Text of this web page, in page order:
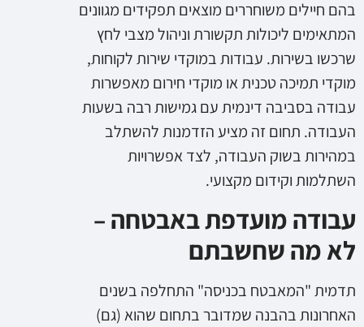
בהם חיילים משוחררים מוצאים תפקידים מגוונים
המתאימים ליכולות תקשורת וניהול מצבי לחץ
שרכשו בשירות. עבודות במוקדי שירות לקוחות,
מוקדי תמיכה טכנית או מוקדי חירום מאפשרות
עבודה בסביבה דינמית עם גמישות רבה בשעות
העבודה. תחום זה מציע הזדמנות להשתלב
במהירות בשוק העבודה, לצד אפשרויות
השתלמות וקידום מקצועי.
עבודה מועדפת באבטחה –
לא מה שחשבתם
תדמית "המאבטח בכניסה" התחלפה בשנים
האחרונות בהבנה שמדובר בתחום שהוא (גם)